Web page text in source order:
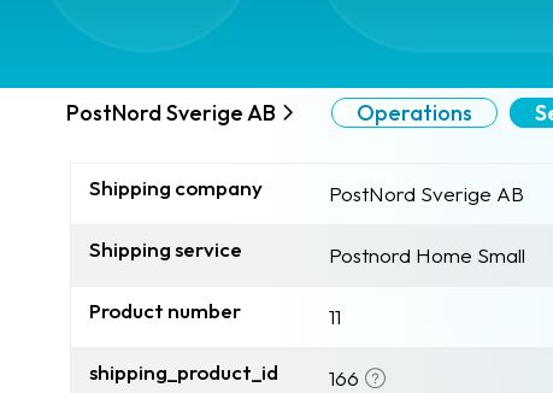
PostNord Sverige AB Operations
Shipping company PostNord Sverige AB
Shipping service Postnord Home Small
Product number 11
shipping_product_id 166